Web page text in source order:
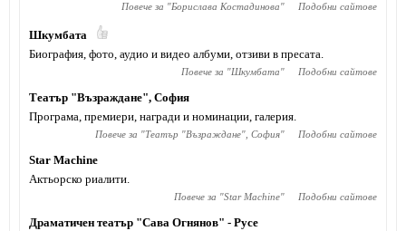
Повече за "Борислава Костадинова" Подобни сайтове
Шкумбата
Биография, фото, аудио и видео албуми, отзиви в пресата.
Повече за "Шкумбата" Подобни сайтове
Театър "Възраждане", София
Програма, премиери, награди и номинации, галерия.
Повече за "Театър "Възраждане", София" Подобни сайтове
Star Machine
Актьорско риалити.
Повече за "Star Machine" Подобни сайтове
Драматичен театър "Сава Огнянов" - Русе